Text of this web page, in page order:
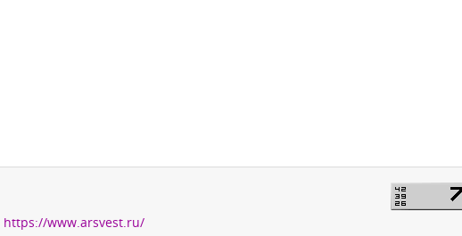
https://www.arsvest.ru/